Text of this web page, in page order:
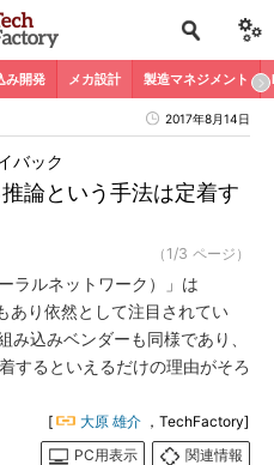
み開発 メカ設計 製造マネジメント
2017年8月14日
論という手法は定着す
バック
（1/3 ページ）
ラルネットワーク）」は
あり依然として注目されてい
み込みベンダーも同様であり、
するといえるだけの理由がそろ
[ 大原 雄介 ，TechFactory]
PC用表示
関連情報